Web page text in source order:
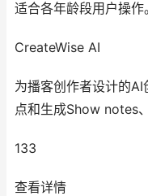
适合各年龄段用户操作
CreateWise AI
为播客创作者设计的
点和生成Show notes
133
查看详情